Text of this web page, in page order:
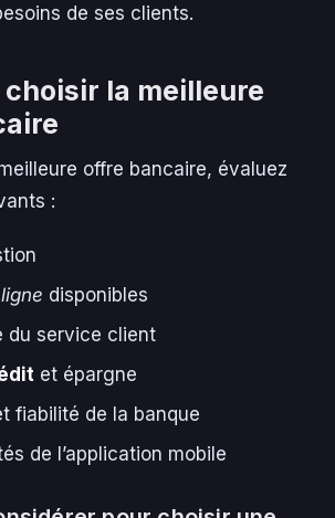
de ses clients.
la meilleure
offre bancaire, évaluez
:
disponibles
du service client
et épargne
fiabilité de la banque
de l’application mobile